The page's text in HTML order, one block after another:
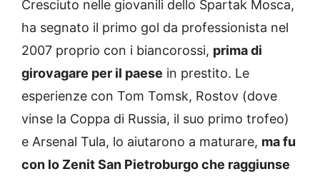
Cresciuto nelle giovanili dello Spartak Mosca,
ha segnato il primo gol da professionista nel
2007 proprio con i biancorossi, prima di
girovagare per il paese in prestito. Le
esperienze con Tom Tomsk, Rostov (dove
vinse la Coppa di Russia, il suo primo trofeo)
e Arsenal Tula, lo aiutarono a maturare, ma fu
con lo Zenit San Pietroburgo che raggiunse